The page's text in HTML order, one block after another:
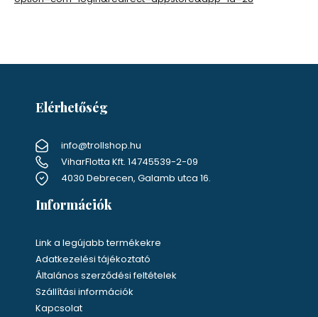
Elérhetőség
info@trollshop.hu
ViharFlotta Kft. 14745539-2-09
4030 Debrecen, Galamb utca 16.
Információk
Link a legújabb termékekre
Adatkezelési tájékoztató
Általános szerződési feltételek
Szállítási információk
Kapcsolat